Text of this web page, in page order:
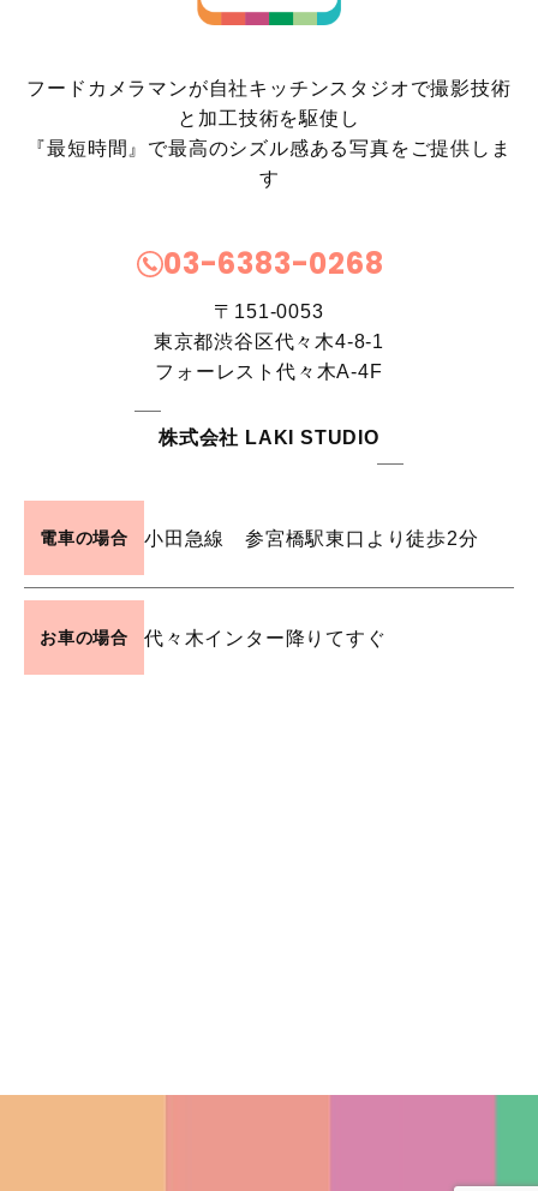
フードカメラマンが自社キッチンスタジオで撮影技術
と加工技術を駆使し
『最短時間』で最高のシズル感ある写真をご提供しま
す
03-6383-0268
〒151-0053
東京都渋谷区代々木4-8-1
フォーレスト代々木A-4F
株式会社 LAKI STUDIO
電車の場合 小田急線 参宮橋駅東口より徒歩2分
お車の場合 代々木インター降りてすぐ